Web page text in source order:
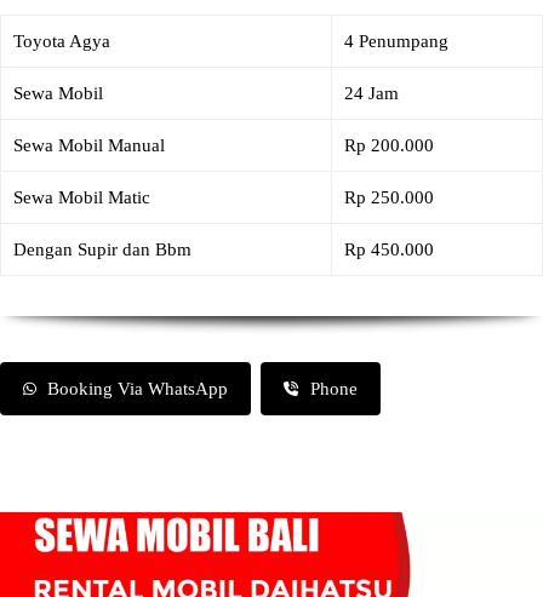
Toyota Agya 4 Penumpang
Sewa Mobil 24 Jam
Sewa Mobil Manual Rp 200.000
Sewa Mobil Matic Rp 250.000
Dengan Supir dan Bbm Rp 450.000
Booking Via WhatsApp Phone